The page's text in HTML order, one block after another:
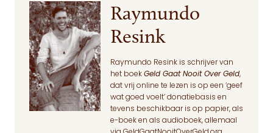
Raymundo
Resink
Raymundo Resink is schrijver van
het boekGeld Gaat Nooit Over Geld,
dat vrij online te lezen is op een ‘geef
wat goed voelt’ donatiebasis en
tevens beschikbaar is op papier, als
e-boek en als audioboek, allemaal